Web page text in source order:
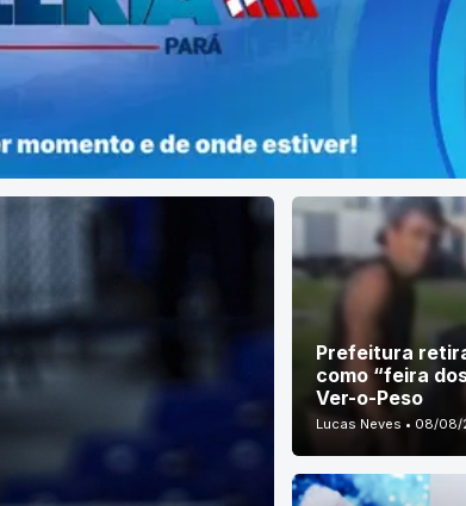
Prefeitura
como “feira
Ver-o-Peso
Lucas Neves • 08/